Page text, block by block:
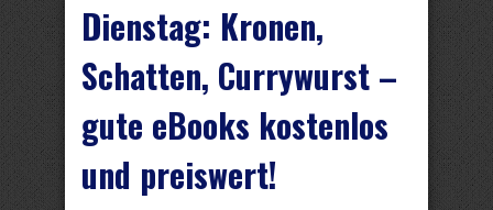
Dienstag: Kronen,
Schatten, Currywurst –
gute eBooks kostenlos
und preiswert!